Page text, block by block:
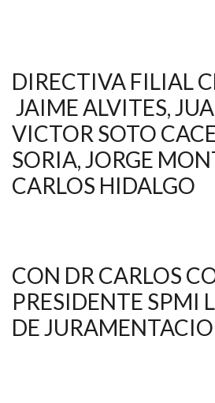
DIRECTIVA FILIAL
JAIME ALVITES,
VICTOR SOTO
SORIA, JORGE
CARLOS HIDALGO
CON DR CARLOS
PRESIDENTE SPMI
DE